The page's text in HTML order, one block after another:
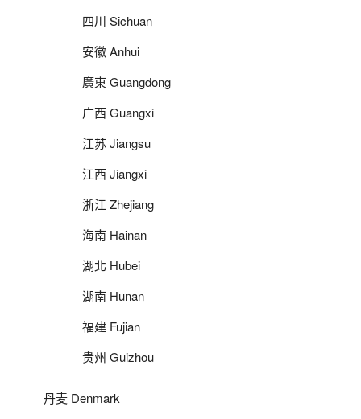
四川 Sichuan
安徽 Anhui
廣東 Guangdong
广西 Guangxi
江苏 Jiangsu
江西 Jiangxi
浙江 Zhejiang
海南 Hainan
湖北 Hubei
湖南 Hunan
福建 Fujian
贵州 Guizhou
丹麦 Denmark